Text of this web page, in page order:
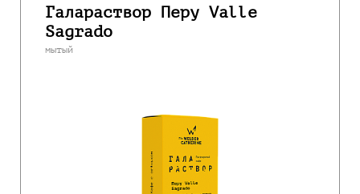
Галараствор Перу Valle
Sagrado
мытый